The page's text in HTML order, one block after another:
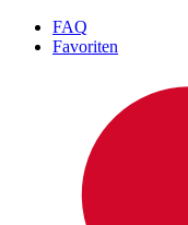
FAQ
Favoriten